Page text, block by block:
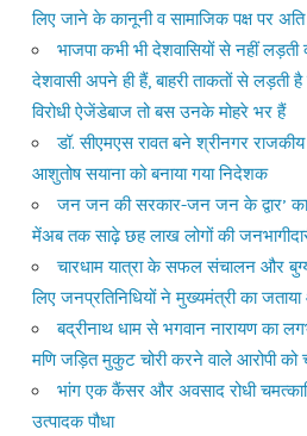
लिए जाने के कानूनी व सामाजिक पक्ष पर अति
भाजपा कभी भी देशवासियों से नहीं लड़ती
देशवासी अपने ही हैं, बाहरी ताकतों से लड़ती
विरोधी ऐजेंडेबाज तो बस उनके मोहरे भर हैं
डॉ. सीएमएस रावत बने श्रीनगर
आशुतोष सयाना को बनाया गया निदेशक
जन जन की सरकार-जन जन के द्वार’
मेंअब तक साढ़े छह लाख लोगों की
चारधाम यात्रा के सफल संचालन और
लिए जनप्रतिनिधियों ने मुख्यमंत्री का
बद्रीनाथ धाम से भगवान नारायण का
मणि जड़ित मुकुट चोरी करने वाले आरोपी को
भांग एक कैंसर और अवसाद रोधी
उत्पादक पौधा